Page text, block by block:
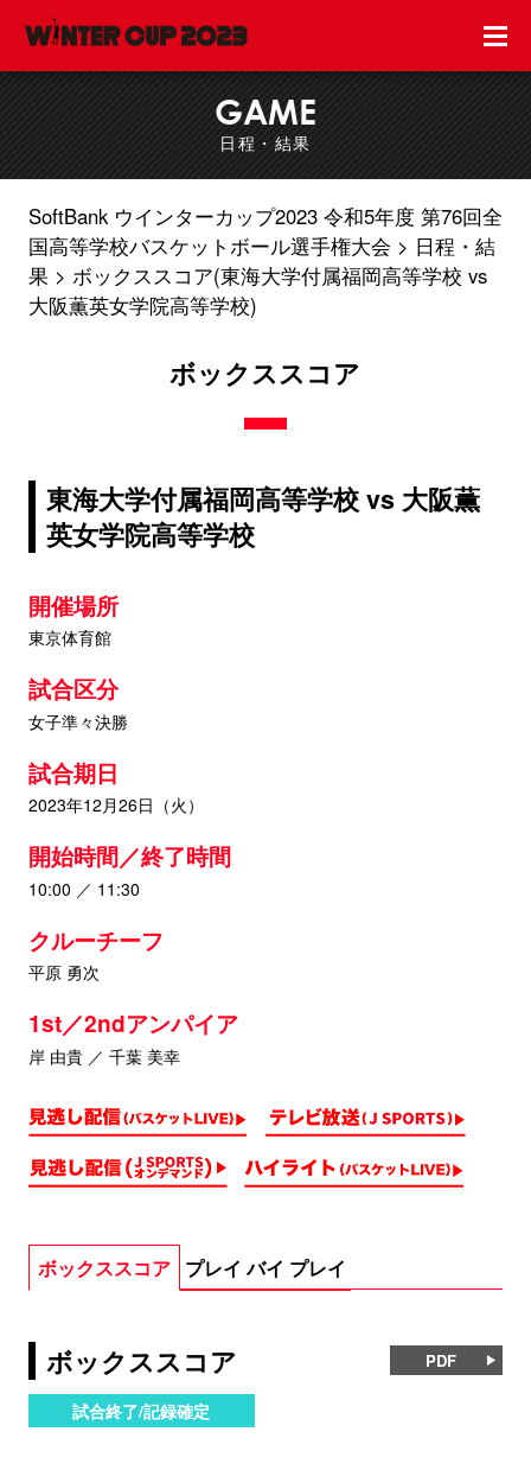
GAME
日程・結果
SoftBank ウインターカップ2023 令和5年度 第76回全
国高等学校バスケットボール選手権大会
日程・結
果
ボックススコア(東海大学付属福岡高等学校 vs
大阪薫英女学院高等学校)
ボックススコア
東海大学付属福岡高等学校 vs 大阪薫
英女学院高等学校
開催場所
東京体育館
試合区分
女子準々決勝
試合期日
2023年12月26日（火）
開始時間／終了時間
10:00 ／ 11:30
クルーチーフ
平原 勇次
1st／2ndアンパイア
岸 由貴 ／ 千葉 美幸
ボックススコア プレイ バイ プレイ
ボックススコア PDF
試合終了/記録確定